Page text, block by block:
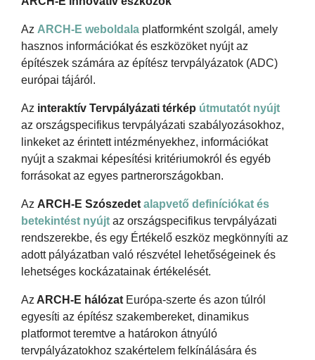
Az ARCH-E weboldala platformként szolgál, amely
hasznos információkat és eszközöket nyújt az
építészek számára az építész tervpályázatok (ADC)
európai tájáról.
Az interaktív Tervpályázati térkép útmutatót nyújt
az országspecifikus tervpályázati szabályozásokhoz,
linkeket az érintett intézményekhez, információkat
nyújt a szakmai képesítési kritériumokról és egyéb
forrásokat az egyes partnerországokban.
Az ARCH-E Szószedet alapvető definíciókat és
betekintést nyújt az országspecifikus tervpályázati
rendszerekbe, és egy Értékelő eszköz megkönnyíti az
adott pályázatban való részvétel lehetőségeinek és
lehetséges kockázatainak értékelését.
Az ARCH-E hálózat Európa-szerte és azon túlról
egyesíti az építész szakembereket, dinamikus
platformot teremtve a határokon átnyúló
tervpályázatokhoz szakértelem felkínálására és